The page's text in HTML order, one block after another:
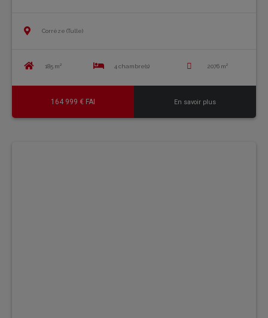
Corrèze (Tulle)
185 m² 4 chambre(s) 2076 m²
164 999 € FAI En savoir plus